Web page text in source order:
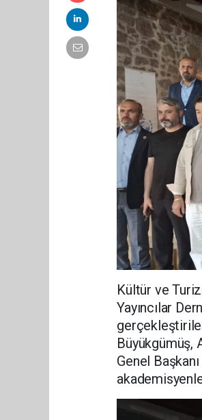
Kültür ve
Yayıncılar
Büyükgümüş,
Genel